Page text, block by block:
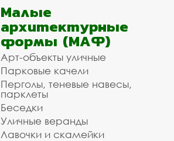
Малые
архитектурные
формы (МАФ)
Арт-объекты уличные
Парковые качели
Перголы, теневые навесы,
парклеты
Беседки
Уличные веранды
Лавочки и скамейки